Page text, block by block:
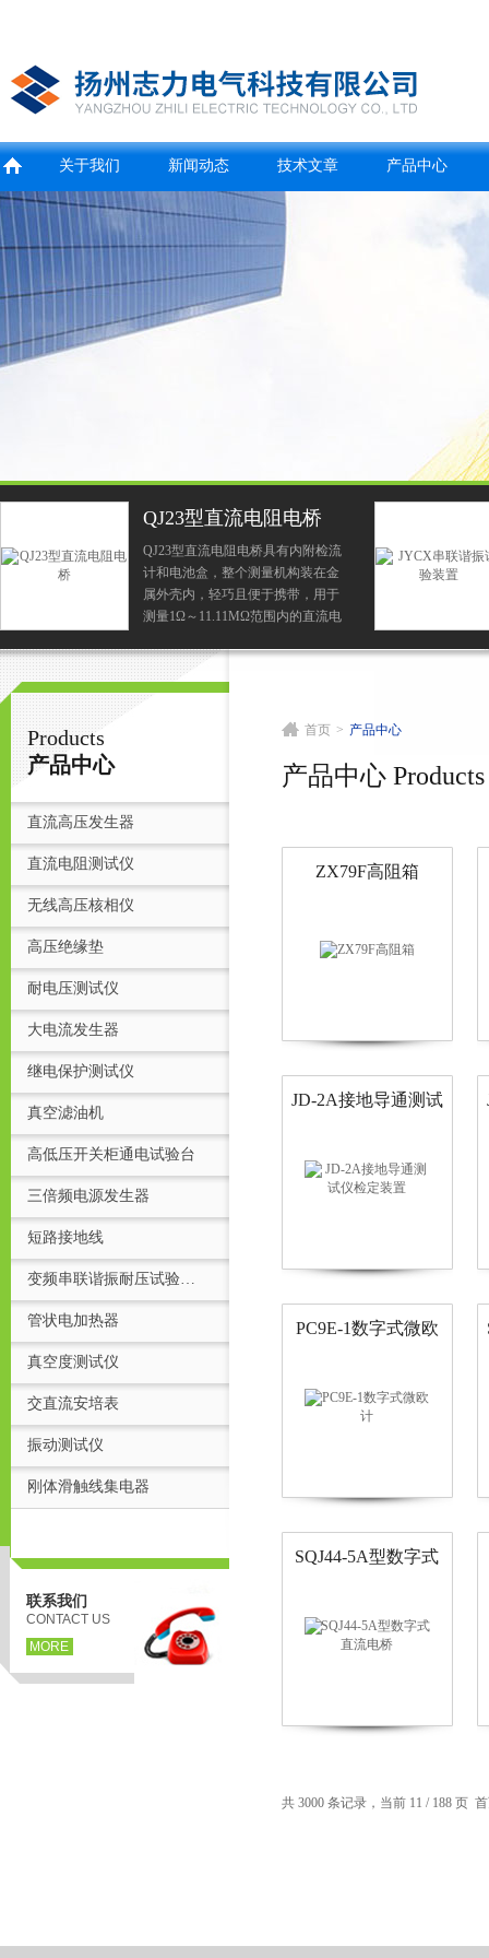
扬州志力电气科技有限公司/扬州高压测试仪
首
关于我们 新闻动态 技术文章 产品中心
QJ23型直流电阻电桥
QJ23型直流电阻电桥具有内附检流
计和电池盒，整个测量机构装在金
属外壳内，轻巧且便于携带，用于
测量1Ω～11.11MΩ范围内的直流电
用。
Products
产品中心
直流高压发生器
直流电阻测试仪
无线高压核相仪
高压绝缘垫
耐电压测试仪
大电流发生器
继电保护测试仪
真空滤油机
高低压开关柜通电试验台
三倍频电源发生器
短路接地线
变频串联谐振耐压试验装置
管状电加热器
真空度测试仪
交直流安培表
振动测试仪
刚体滑触线集电器
联系我们
CONTACT US
MORE
首页 > 产品中心
产品中心 Products
ZX79F高阻箱
JD-2A接地导通测试
PC9E-1数字式微欧
SQJ44-5A型数字式
共 3000 条记录，当前 11 / 188 页